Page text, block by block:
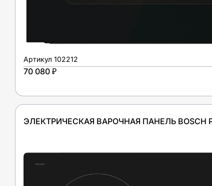
Артикул 102212
70 080 ₽
ЭЛЕКТРИЧЕСКАЯ ВАРОЧНАЯ ПАНЕЛЬ BOSCH